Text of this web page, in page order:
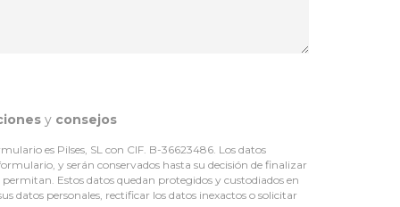
y consejos
es Pilses, SL con CIF. B-36623486. Los datos
y serán conservados hasta su decisión de finalizar
Estos datos quedan protegidos y custodiados en
datos personales, rectificar los datos inexactos o solicitar